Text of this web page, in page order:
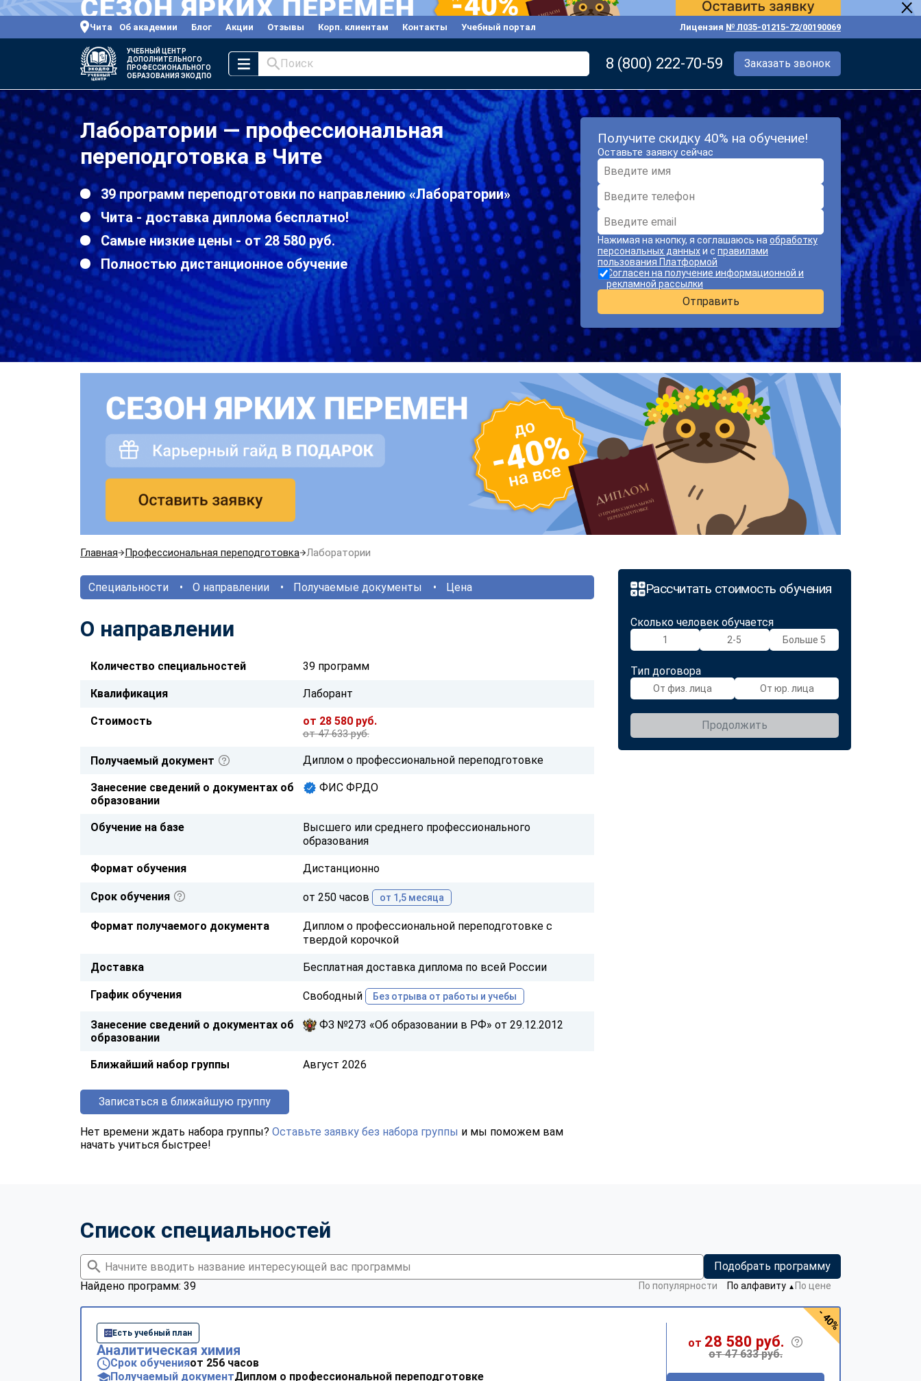
Чита Об академии Блог Акции Отзывы Корп. клиентам Контакты Учебный портал Лицензия № Л035-01215-72/00190069
УЧЕБНЫЙ ЦЕНТР
ДОПОЛНИТЕЛЬНОГО
ПРОФЕССИОНАЛЬНОГО
ОБРАЗОВАНИЯ ЭКОДПО
Поиск 8 (800) 222-70-59 Заказать звонок
Лаборатории — профессиональная
переподготовка в Чите
39 программ переподготовки по направлению «Лаборатории»
Чита - доставка диплома бесплатно!
Самые низкие цены - от 28 580 руб.
Полностью дистанционное обучение
Получите скидку 40% на обучение!
Оставьте заявку сейчас
Нажимая на кнопку, я соглашаюсь на обработку
персональных данныхи с правилами
пользования Платформой
Согласен на получение информационной и
рекламной рассылки
Отправить
Главная Профессиональная переподготовка Лаборатории
Рассчитать стоимость обучения
Сколько человек обучается
1 2-5 Больше 5
Тип договора
От физ. лица От юр. лица
Продолжить
Специальности О направлении Получаемые документы Цена
О направлении
Количество специальностей 39 программ
Квалификация Лаборант
Стоимость от 28 580 руб.
от 47 633 руб.
Получаемый документ Диплом о профессиональной переподготовке
Занесение сведений о документах об
образовании
ФИС ФРДО
Обучение на базе
Высшего или среднего профессионального
образования
Формат обучения Дистанционно
Срок обучения от 250 часов от 1,5 месяца
Формат получаемого документа
Диплом о профессиональной переподготовке с
твердой корочкой
Доставка Бесплатная доставка диплома по всей России
График обучения Свободный Без отрыва от работы и учебы
Занесение сведений о документах об
образовании
ФЗ №273 «Об образовании в РФ» от 29.12.2012
Ближайший набор группы Август 2026
Записаться в ближайшую группу
Нет времени ждать набора группы? Оставьте заявку без набора группы и мы поможем вам
начать учиться быстрее!
Список специальностей
Подобрать программу
Найдено программ: 39
По популярности По алфавиту ▼ По цене
Есть учебный план
Аналитическая химия
Срок обученияот 256 часов
Получаемый документДиплом о профессиональной переподготовке
от 28 580 руб.
от 47 633 руб.
- 40%